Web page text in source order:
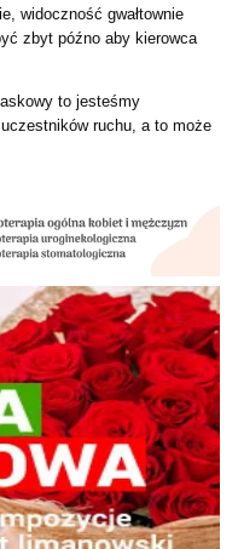
widoczność gwałtownie
zbyt późno aby kierowca
to jesteśmy
ruchu, a to może